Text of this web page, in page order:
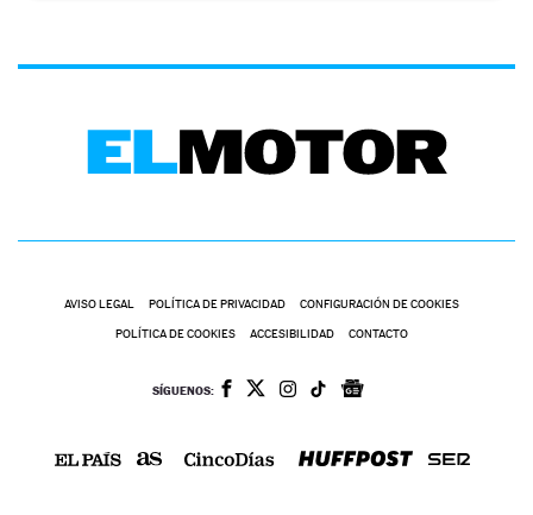
AVISO LEGAL POLÍTICA DE PRIVACIDAD CONFIGURACIÓN DE COOKIES
POLÍTICA DE COOKIES ACCESIBILIDAD CONTACTO
SÍGUENOS: